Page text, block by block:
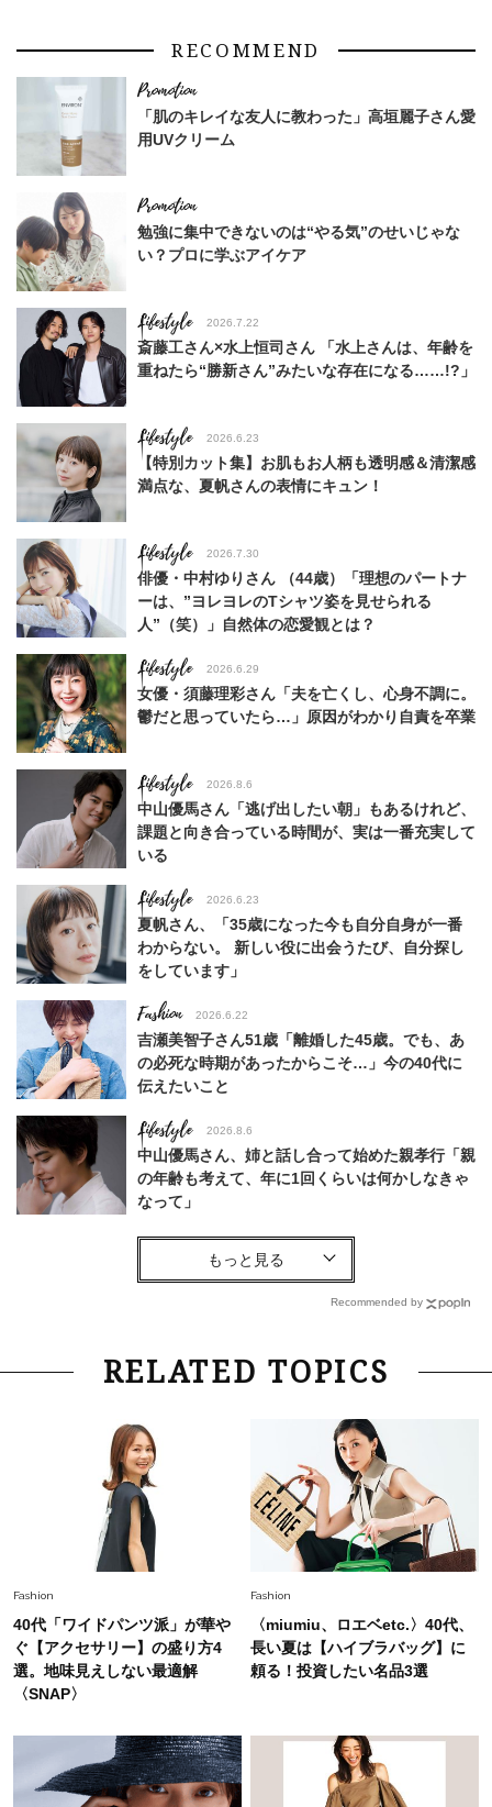
RECOMMEND
「肌のキレイな友人に教わった」高垣麗子さん愛
用UVクリーム
勉強に集中できないのは“やる気”のせいじゃな
い？プロに学ぶアイケア
Lifestyle 2026.7.22
斎藤工さん×水上恒司さん 「水上さんは、年齢を
重ねたら“勝新さん”みたいな存在になる……!?」
Lifestyle 2026.6.23
【特別カット集】お肌もお人柄も透明感＆清潔感
満点な、夏帆さんの表情にキュン！
Lifestyle 2026.7.30
俳優・中村ゆりさん （44歳）「理想のパートナ
ーは、”ヨレヨレのTシャツ姿を見せられる
人”（笑）」自然体の恋愛観とは？
Lifestyle 2026.6.29
女優・須藤理彩さん「夫を亡くし、心身不調に。
鬱だと思っていたら…」原因がわかり自責を卒業
Lifestyle 2026.8.6
中山優馬さん「逃げ出したい朝」もあるけれど、
課題と向き合っている時間が、実は一番充実して
いる
Lifestyle 2026.6.23
夏帆さん、「35歳になった今も自分自身が一番
わからない。 新しい役に出会うたび、自分探し
をしています」
Fashion 2026.6.22
吉瀬美智子さん51歳「離婚した45歳。でも、あ
の必死な時期があったからこそ…」今の40代に
伝えたいこと
Lifestyle 2026.8.6
中山優馬さん、姉と話し合って始めた親孝行「親
の年齢も考えて、年に1回くらいは何かしなきゃ
なって」
Lifestyle
「お若いですね」は褒め言葉？“若い＝美しい”と
Lifestyle 2026.8.6
26年夏の【開運アクション】は”ひと拭き”習
は？」
Fashion
中村ゆりさん「40代になり、やっと“仕事以外の
幸福感”に目が向いた」ライフスタイルも、服も
白黒でもこんなに華やぐ！40代、夏の「甘めト
ップス×パンツ」コーデ〈3選〉
40代の夏通勤はこれ１着！「きちんと感」も
「オシャレ」も整うトレンドトップス〈4選〉
Recommended by
RELATED TOPICS
Fashion
40代「ワイドパンツ派」が華や
ぐ【アクセサリー】の盛り方4
選。地味見えしない最適解
〈SNAP〉
Fashion
〈miumiu、ロエベetc.〉40代、
長い夏は【ハイブラバッグ】に
頼る！投資したい名品3選